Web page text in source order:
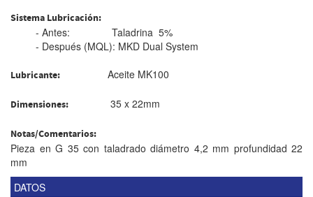
Sistema Lubricación:
- Antes: Taladrina 5%
- Después (MQL): MKD Dual System
Lubricante: Aceite MK100
Dimensiones: 35 x 22mm
Notas/Comentarios:
Pieza en G 35 con taladrado diámetro 4,2 mm profundidad 22
mm
DATOS